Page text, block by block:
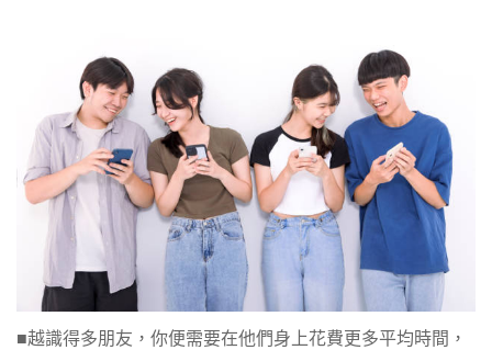
■越識得多朋友，你便需要在他們身上花費更多平均時間，